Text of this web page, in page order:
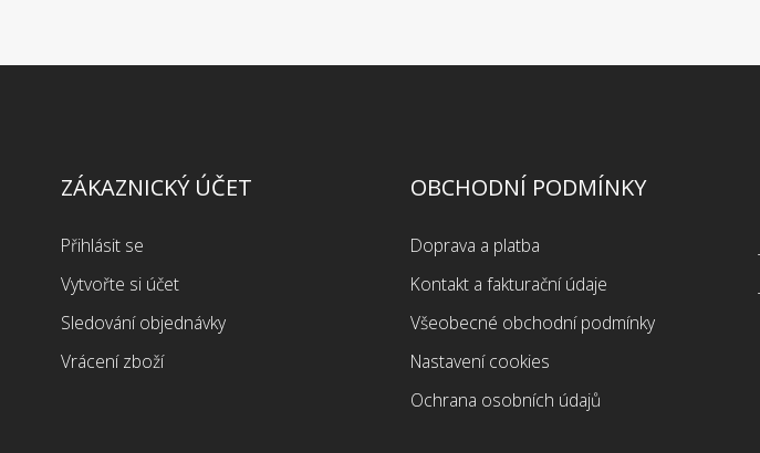
ZÁKAZNICKÝ ÚČET
Přihlásit se
Vytvořte si účet
Sledování objednávky
Vrácení zboží
OBCHODNÍ PODMÍNKY
Doprava a platba
Kontakt a fakturační údaje
Všeobecné obchodní podmínky
Nastavení cookies
Ochrana osobních údajů